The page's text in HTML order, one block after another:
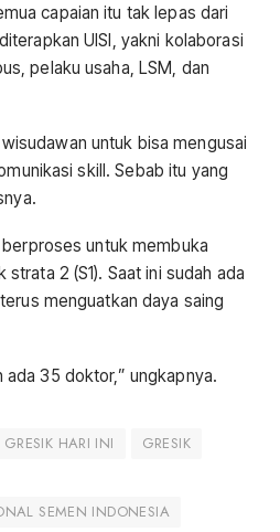
capaian itu tak lepas dari
UISI, yakni kolaborasi
pelaku usaha, LSM, dan
untuk bisa mengusai
skill. Sebab itu yang
berproses untuk membuka
2 (S1). Saat ini sudah ada
menguatkan daya saing
35 doktor,” ungkapnya.
GRESIK HARI INI
GRESIK
SEMEN INDONESIA